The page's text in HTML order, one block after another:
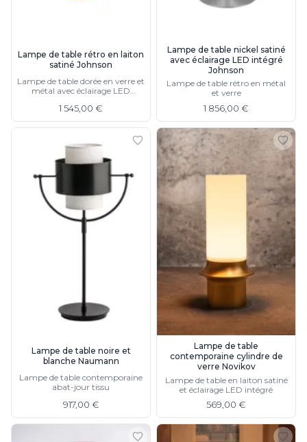
Lampe de table rétro en laiton
satiné Johnson
Lampe de table dorée en verre et
métal avec éclairage LED
1 545,00 €
Lampe de table nickel satiné
avec éclairage LED intégré
Johnson
Lampe de table rétro en métal
et verre
1 856,00 €
Lampe de table noire et
blanche Naumann
Lampe de table contemporaine
abat-jour tissu
917,00 €
Lampe de table
contemporaine cylindre de
verre Novikov
Lampe de table en laiton satiné
et éclairage LED intégré
569,00 €